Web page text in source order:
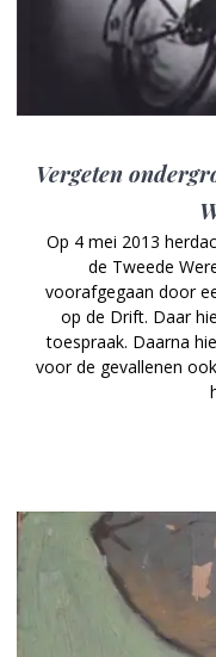
Vergeten
Op 4 mei 2013
de Tweede
voorafgegaan door
op de Drift. Daar
toespraak. Daarna
voor de gevallenen